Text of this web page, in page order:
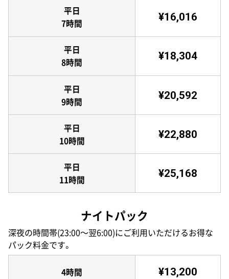
平日
7時間
¥16,016
平日
8時間
¥18,304
平日
9時間
¥20,592
平日
10時間
¥22,880
平日
11時間
¥25,168
ナイトパック
深夜の時間帯(23:00〜翌6:00)にご利用いただけるお得な
パック料金です。
4時間 ¥13,200